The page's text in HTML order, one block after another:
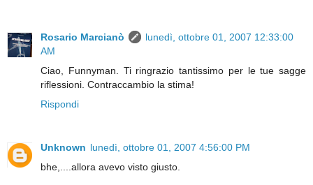
Rosario Marcianò
lunedì, ottobre 01, 2007 12:33:00
AM
Ciao, Funnyman. Ti ringrazio tantissimo per le tue sagge
riflessioni. Contraccambio la stima!
Rispondi
Unknown lunedì, ottobre 01, 2007 4:56:00 PM
bhe,....allora avevo visto giusto.